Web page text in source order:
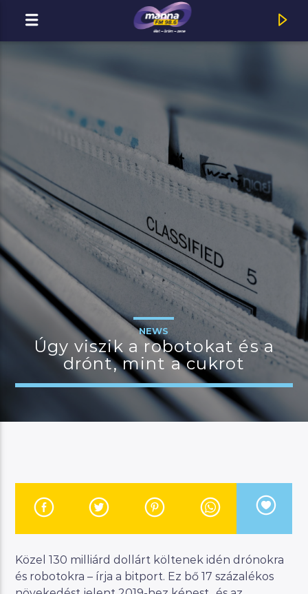
MOST ADÁSBAN
MannaFM
JELENLEGI MŰSOR
MANNA DÉLELŐTT
Manna FM
NEWS
Úgy viszik a robotokat és a
drónt, mint a cukrot
Közel 130 milliárd dollárt költenek idén drónokra
és robotokra – írja a bitport. Ez bő 17 százalékos